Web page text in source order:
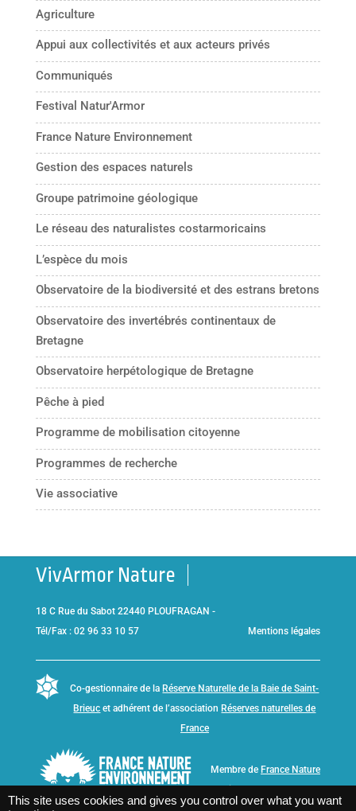
Agriculture
Appui aux collectivités et aux acteurs privés
Communiqués
Festival Natur'Armor
France Nature Environnement
Gestion des espaces naturels
Groupe patrimoine géologique
Le réseau des naturalistes costarmoricains
L’espèce du mois
Observatoire de la biodiversité et des estrans bretons
Observatoire des invertébrés continentaux de
Bretagne
Observatoire herpétologique de Bretagne
Pêche à pied
Programme de mobilisation citoyenne
Programmes de recherche
Vie associative
VivArmor Nature
18 C Rue du Sabot 22440 PLOUFRAGAN -
Tél/Fax : 02 96 33 10 57
Mentions légales
Co-gestionnaire de la Réserve Naturelle de la Baie de Saint-
Brieuc et adhérent de l’association Réserves naturelles de
France
Membre de France Nature
This site uses cookies and gives you control over what you want